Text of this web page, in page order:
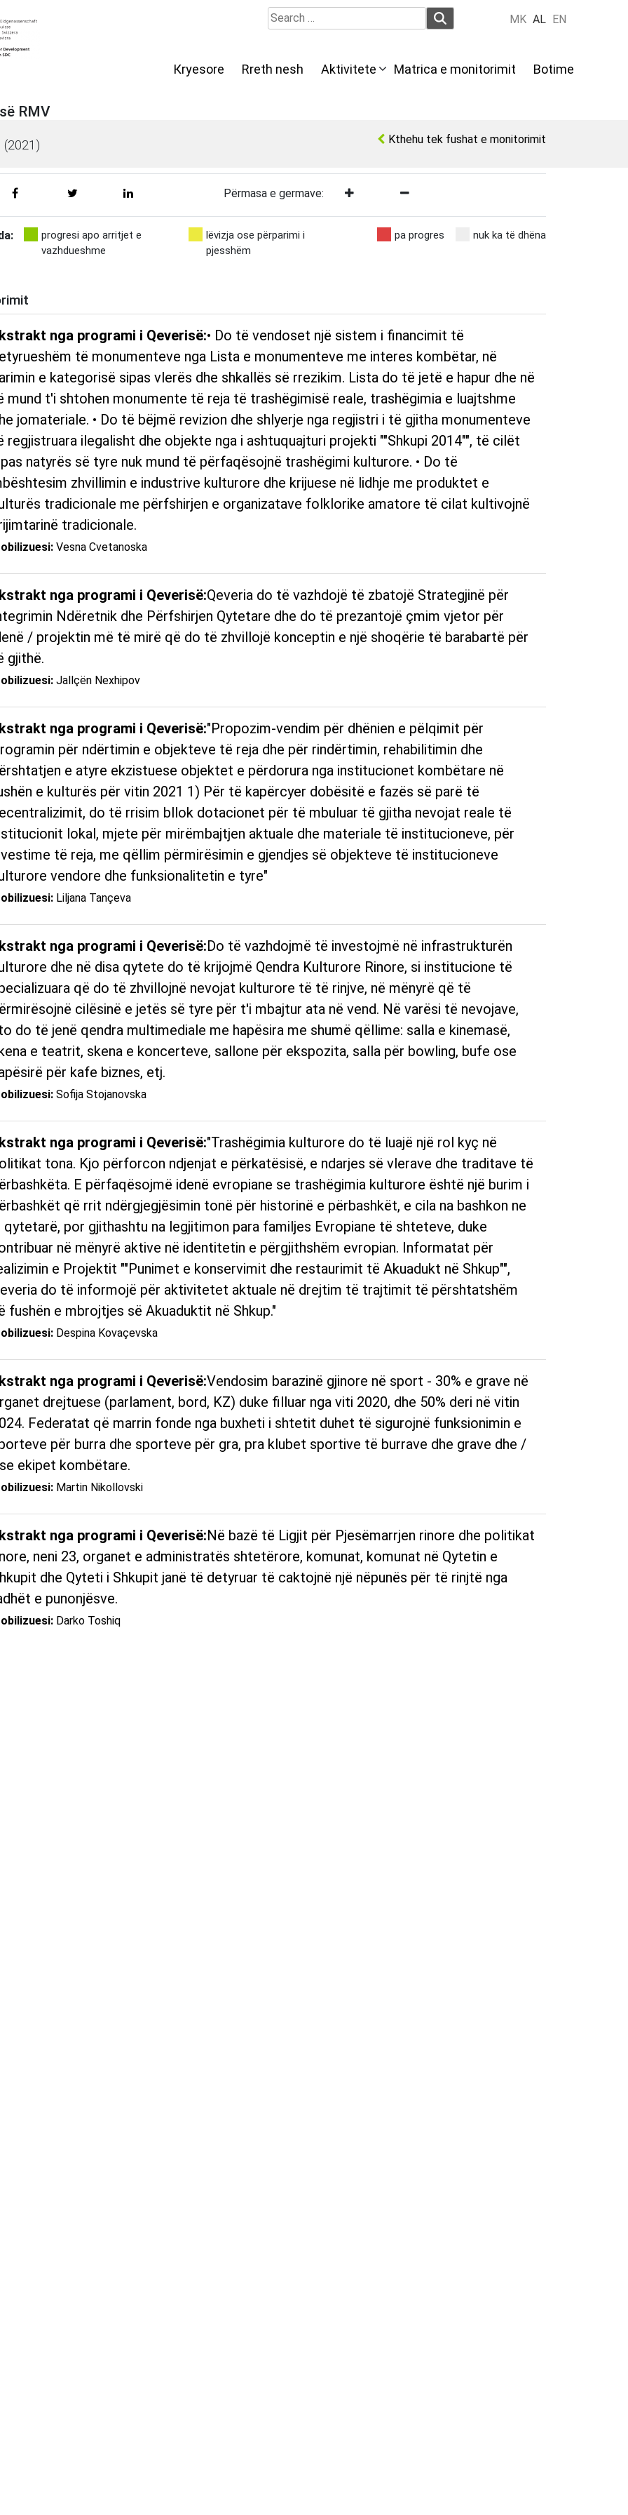
Search
for:
MK AL EN
Кryesore Rreth nesh Aktivitete Мatrica e monitorimit Botime
RMV
(2021) Kthehu tek fushat e monitorimit
Përmasa e germave:
progresi apo arritjet e
vazhdueshme
lëvizja ose përparimi i
pjesshëm
pa progres nuk ka të dhëna
nga programi i Qeverisë:• Do të vendoset një sistem i financimit të
të monumenteve nga Lista e monumenteve me interes kombëtar, në
e kategorisë sipas vlerës dhe shkallës së rrezikim. Lista do të jetë e hapur dhe në
mund t'i shtohen monumente të reja të trashëgimisë reale, trashëgimia e luajtshme
jomateriale. • Do të bëjmë revizion dhe shlyerje nga regjistri i të gjitha monumenteve
regjistruara ilegalisht dhe objekte nga i ashtuquajturi projekti ""Shkupi 2014"", të cilët
natyrës së tyre nuk mund të përfaqësojnë trashëgimi kulturore. • Do të
zhvillimin e industrive kulturore dhe krijuese në lidhje me produktet e
tradicionale me përfshirjen e organizatave folklorike amatore të cilat kultivojnë
tradicionale.
Vesna Cvetanoska
nga programi i Qeverisë:Qeveria do të vazhdojë të zbatojë Strategjinë për
Ndëretnik dhe Përfshirjen Qytetare dhe do të prezantojë çmim vjetor për
/ projektin më të mirë që do të zhvillojë konceptin e një shoqërie të barabartë për
gjithë.
Jallçën Nexhipov
nga programi i Qeverisë:"Propozim-vendim për dhënien e pëlqimit për
për ndërtimin e objekteve të reja dhe për rindërtimin, rehabilitimin dhe
e atyre ekzistuese objektet e përdorura nga institucionet kombëtare në
e kulturës për vitin 2021 1) Për të kapërcyer dobësitë e fazës së parë të
do të rrisim bllok dotacionet për të mbuluar të gjitha nevojat reale të
lokal, mjete për mirëmbajtjen aktuale dhe materiale të institucioneve, për
të reja, me qëllim përmirësimin e gjendjes së objekteve të institucioneve
vendore dhe funksionalitetin e tyre"
Liljana Tançeva
nga programi i Qeverisë:Do të vazhdojmë të investojmë në infrastrukturën
dhe në disa qytete do të krijojmë Qendra Kulturore Rinore, si institucione të
që do të zhvillojnë nevojat kulturore të të rinjve, në mënyrë që të
cilësinë e jetës së tyre për t'i mbajtur ata në vend. Në varësi të nevojave,
do të jenë qendra multimediale me hapësira me shumë qëllime: salla e kinemasë,
e teatrit, skena e koncerteve, sallone për ekspozita, salla për bowling, bufe ose
​​për kafe biznes, etj.
Sofija Stojanovska
nga programi i Qeverisë:"Trashëgimia kulturore do të luajë një rol kyç në
tona. Kjo përforcon ndjenjat e përkatësisë, e ndarjes së vlerave dhe traditave të
E përfaqësojmë idenë evropiane se trashëgimia kulturore është një burim i
që rrit ndërgjegjësimin tonë për historinë e përbashkët, e cila na bashkon ne
qytetarë, por gjithashtu na legjitimon para familjes Evropiane të shteteve, duke
në mënyrë aktive në identitetin e përgjithshëm evropian. Informatat për
e Projektit ""Punimet e konservimit dhe restaurimit të Akuadukt në Shkup"",
do të informojë për aktivitetet aktuale në drejtim të trajtimit të përshtatshëm
fushën e mbrojtjes së Akuaduktit në Shkup."
Despina Kovaçevska
nga programi i Qeverisë:Vendosim barazinë gjinore në sport - 30% e grave në
drejtuese (parlament, bord, KZ) duke filluar nga viti 2020, dhe 50% deri në vitin
Federatat që marrin fonde nga buxheti i shtetit duhet të sigurojnë funksionimin e
për burra dhe sporteve për gra, pra klubet sportive të burrave dhe grave dhe /
ekipet kombëtare.
Martin Nikollovski
nga programi i Qeverisë:Në bazë të Ligjit për Pjesëmarrjen rinore dhe politikat
neni 23, organet e administratës shtetërore, komunat, komunat në Qytetin e
dhe Qyteti i Shkupit janë të detyruar të caktojnë një nëpunës për të rinjtë nga
e punonjësve.
Darko Toshiq